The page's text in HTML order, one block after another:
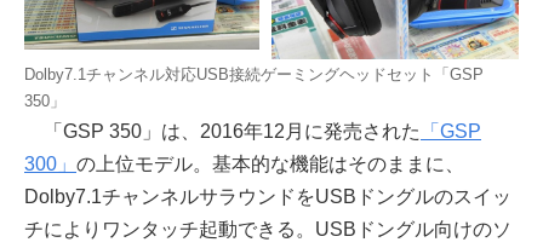
Dolby7.1チャンネル対応USB接続ゲーミングヘッドセット「GSP
350」
「GSP 350」は、2016年12月に発売された
「GSP
300」 の上位モデル。基本的な機能はそのままに、
Dolby7.1チャンネルサラウンドをUSBドングルのスイッ
チによりワンタッチ起動できる。USBドングル向けのソ